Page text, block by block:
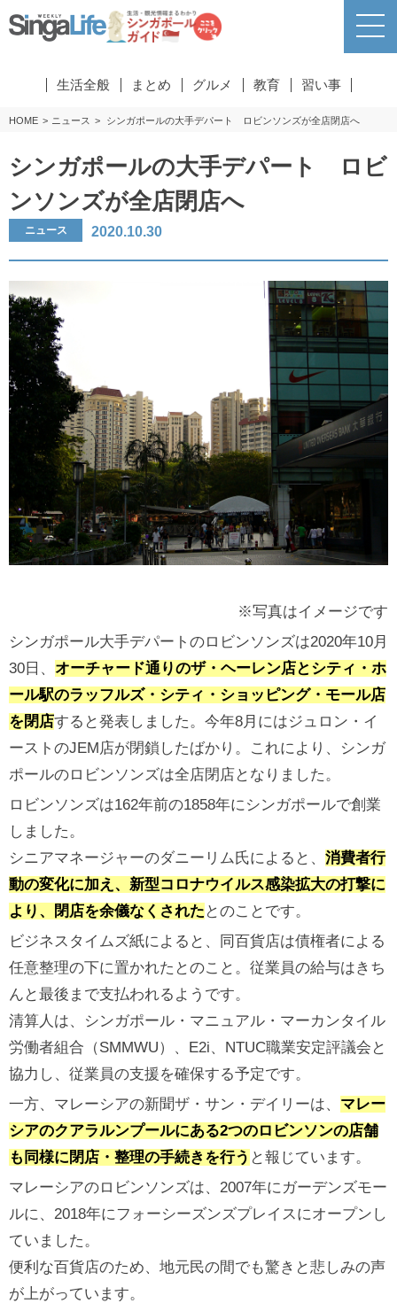
生活全般 まとめ グルメ 教育 習い事
HOME ニュース シンガポールの大手デパート ロビンソンズが全店閉店へ
シンガポールの大手デパート ロビ
ンソンズが全店閉店へ
ニュース 2020.10.30
※写真はイメージです
シンガポール大手デパートのロビンソンズは2020年10月
30日、 オーチャード通りのザ・ヘーレン店とシティ・ホ
ール駅のラッフルズ・シティ・ショッピング・モール店
を閉店すると発表しました。今年8月にはジュロン・イ
ーストのJEM店が閉鎖したばかり。これにより、シンガ
ポールのロビンソンズは全店閉店となりました。
ロビンソンズは162年前の1858年にシンガポールで創業
しました。
シニアマネージャーのダニーリム氏によると、 消費者行
動の変化に加え、新型コロナウイルス感染拡大の打撃に
より、閉店を余儀なくされた とのことです。
ビジネスタイムズ紙によると、同百貨店は債権者による
任意整理の下に置かれたとのこと。従業員の給与はきち
んと最後まで支払われるようです。
清算人は、シンガポール・マニュアル・マーカンタイル
労働者組合（SMMWU）、E2i、NTUC職業安定評議会と
協力し、従業員の支援を確保する予定です。
一方、マレーシアの新聞ザ・サン・デイリーは、 マレー
シアのクアラルンプールにある2つのロビンソンの店舗
も同様に閉店・整理の手続きを行う と報じています。
マレーシアのロビンソンズは、2007年にガーデンズモー
ルに、2018年にフォーシーズンズプレイスにオープンし
ていました。
便利な百貨店のため、地元民の間でも驚きと悲しみの声
が上がっています。